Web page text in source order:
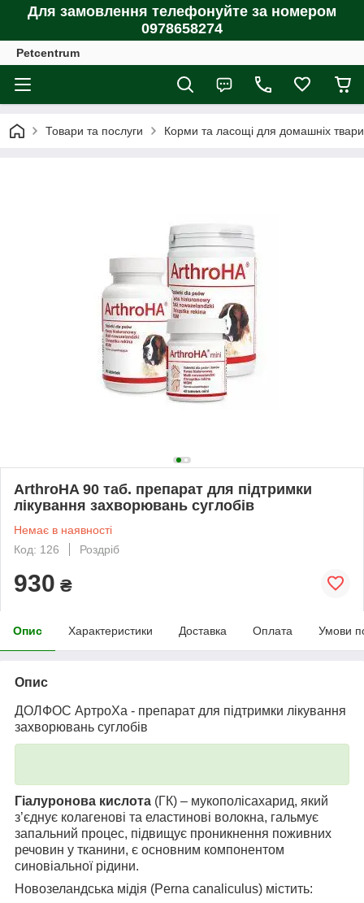
Для замовлення телефонуйте за номером
0978658274
Petcentrum
Товари та послуги Корми та ласощі для домашніх
ArthroHA 90 таб. препарат для підтримки
лікування захворювань суглобів
Немає в наявності
Код: 126
Роздріб
930 ₴
Опис Характеристики Доставка Оплата Умови
Опис
ДОЛФОС АртроХа - препарат для підтримки лікування
захворювань суглобів
Гіалуронова кислота (ГК) – мукополісахарид, який
з’єднує колагенові та еластинові волокна, гальмує
запальний процес, підвищує проникнення поживних
речовин у тканини, є основним компонентом
синовіальної рідини.
Новозеландська мідія (Perna canaliculus) містить: